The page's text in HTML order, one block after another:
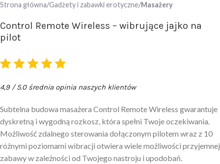
Strona główna Gadżety i zabawki erotyczne Masażery
Control Remote Wireless – wibrujące jajko na
pilot
4,9 / 5.0 średnia opinia naszych klientów
Subtelna budowa masażera Control Remote Wireless gwarantuje
dyskretną i wygodną rozkosz, która spełni Twoje oczekiwania.
Możliwość zdalnego sterowania dołączonym pilotem wraz z 10
różnymi poziomami wibracji otwiera wiele możliwości przyjemnej
zabawy w zależności od Twojego nastroju i upodobań.